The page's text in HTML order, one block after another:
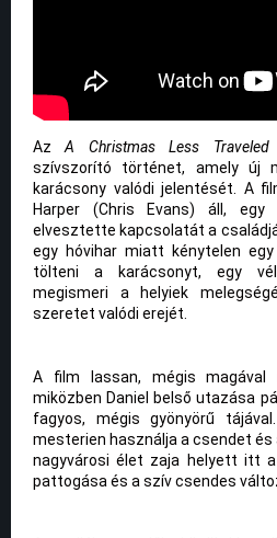
AzA Christmas Less Traveled
szívszorító történet, amely új
karácsony valódi jelentését. A
Harper (Chris Evans) áll, egy
elvesztette kapcsolatát a
egy hóvihar miatt kénytelen
tölteni a karácsonyt, egy
megismeri a helyiek
szeretet valódi erejét.
A film lassan, mégis magával
miközben Daniel belső utazása
fagyos, mégis gyönyörű
mesterien használja a csendet
nagyvárosi élet zaja helyett itt
pattogása és a szív csendes